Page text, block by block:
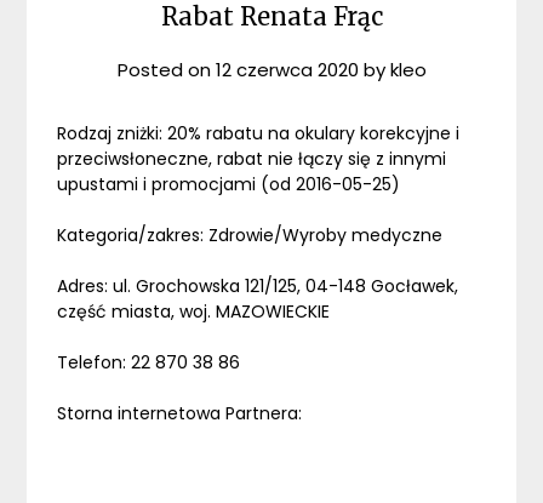
Rabat Renata Frąc
Posted on12 czerwca 2020 bykleo
Rodzaj zniżki: 20% rabatu na okulary korekcyjne i
przeciwsłoneczne, rabat nie łączy się z innymi
upustami i promocjami (od 2016-05-25)
Kategoria/zakres: Zdrowie/Wyroby medyczne
Adres: ul. Grochowska 121/125, 04-148 Gocławek,
część miasta, woj. MAZOWIECKIE
Telefon: 22 870 38 86
Storna internetowa Partnera: